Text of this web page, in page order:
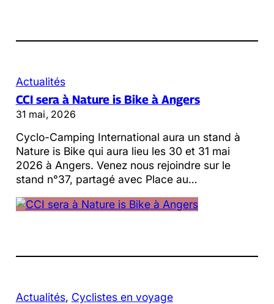
Actualités
CCI sera à Nature is Bike à Angers
31 mai, 2026
Cyclo-Camping International aura un stand à
Nature is Bike qui aura lieu les 30 et 31 mai
2026 à Angers. Venez nous rejoindre sur le
stand n°37, partagé avec Place au…
Actualités, Cyclistes en voyage